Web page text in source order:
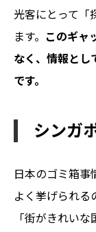
光客にとって「
ます。 このギャ
なく、情報とし
です。
シンガ
日本のゴミ箱事
よく挙げられる
「街がきれい